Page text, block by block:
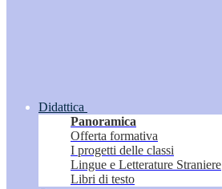
Didattica
Panoramica
Offerta formativa
I progetti delle classi
Lingue e Letterature Straniere
Libri di testo